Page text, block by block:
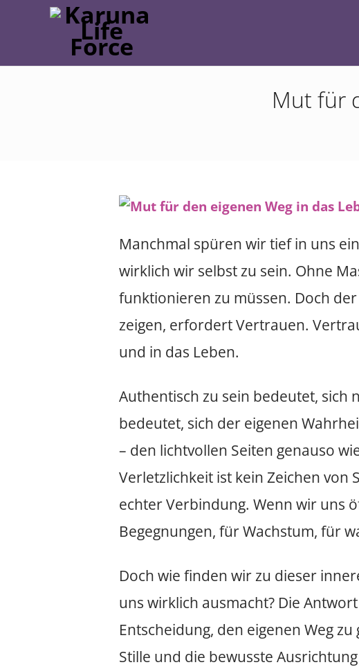
Mut für
Manchmal spüren wir tief in uns
wirklich wir selbst zu sein. Ohne
funktionieren zu müssen. Doch
zeigen, erfordert Vertrauen.
und in das Leben.
Authentisch zu sein bedeutet, sich
bedeutet, sich der eigenen
– den lichtvollen Seiten genauso
Verletzlichkeit ist kein Zeichen von
echter Verbindung. Wenn wir uns
Begegnungen, für Wachstum, für
Doch wie finden wir zu dieser
uns wirklich ausmacht? Die
Entscheidung, den eigenen Weg
Stille und die bewusste